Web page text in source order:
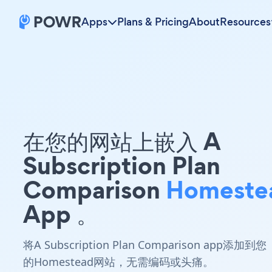
Apps Plans & PricingAboutResources
在您的网站上嵌入 A
Subscription Plan
Comparison
App 。
将A Subscription Plan Comparison app添加到您
的Homestead网站，无需编码或头痛。